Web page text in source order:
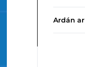
Ardán